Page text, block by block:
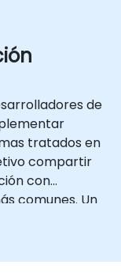
de
tratados en
compartir
con
comunes. Un
orientada